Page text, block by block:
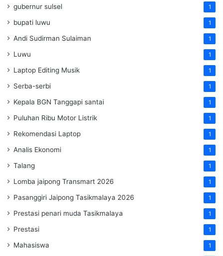
gubernur sulsel 1
bupati luwu 1
Andi Sudirman Sulaiman 1
Luwu 1
Laptop Editing Musik 1
Serba-serbi 1
Kepala BGN Tanggapi santai 1
Puluhan Ribu Motor Listrik 1
Rekomendasi Laptop 1
Analis Ekonomi 1
Talang 1
Lomba jaipong Transmart 2026 1
Pasanggiri Jaipong Tasikmalaya 2026 1
Prestasi penari muda Tasikmalaya 1
Prestasi 1
Mahasiswa 1